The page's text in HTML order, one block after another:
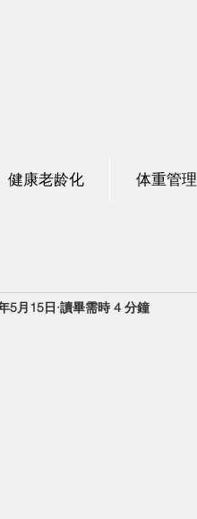
健康老龄化 体重管理
5月15日 讀畢需時 4 分鐘